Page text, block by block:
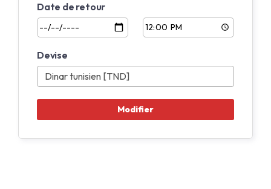
Date de retour
Devise